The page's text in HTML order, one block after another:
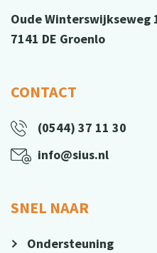
Oude Winterswijkseweg
7141 DE Groenlo
CONTACT
(0544) 37 11 30
info@sius.nl
SNEL NAAR
Ondersteuning